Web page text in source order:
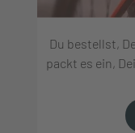
Du bestellst,
packt es ein,